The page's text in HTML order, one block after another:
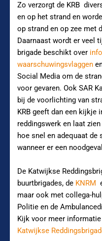
Zo verzorgt de KRB
en op het strand en
op strand en op zee met
Daarnaast wordt er veel
brigade beschikt over
waarschuwingsvlaggen
Social Media om de
voor gevaren. Ook SAR
bij de voorlichting van
KRB geeft dan een kijkje
reddingswerk en laat
hoe snel en adequaat
wanneer er een
De Katwijkse
buurtbrigades, de KNRM
maar ook met collega-
Politie en de
Kijk voor meer
Katwijkse